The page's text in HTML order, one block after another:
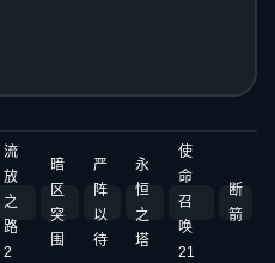
流
放
之
路
2
暗
区
突
围
严
阵
以
待
永
恒
之
塔
使
命
召
唤
21
断
箭